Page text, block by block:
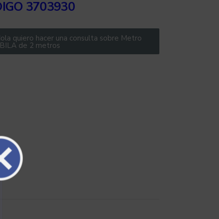
3703930
quiero hacer una consulta sobre Metro
de 2 metros